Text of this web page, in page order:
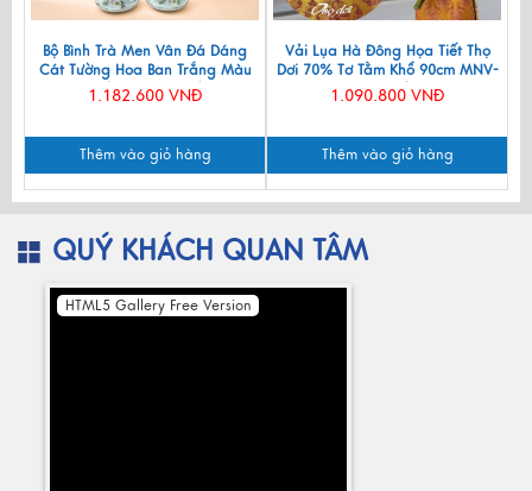
Bộ Bình Trà Men Vân Đá Dáng
Cát Tường Hoa Ban Trắng Màu
Xanh Lam VBT12/8
1.182.600 VNĐ
Thêm vào giỏ hàng
Vải Lụa Hà Đông Họa Tiết Thọ
Dơi 70% Tơ Tằm Khổ 90cm MNV-
LTA11/1
1.090.800 VNĐ
Thêm vào giỏ hàng
QUÝ KHÁCH QUAN TÂM
HTML5 Gallery Free Version